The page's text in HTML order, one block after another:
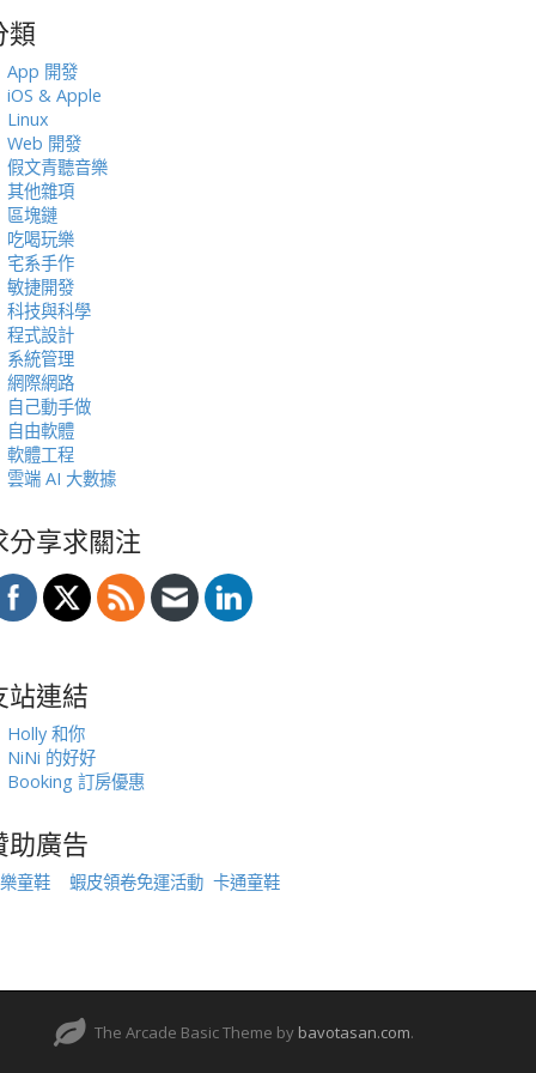
類
App 開發
iOS & Apple
Linux
Web 開發
假文青聽音樂
其他雜項
區塊鏈
吃喝玩樂
宅系手作
敏捷開發
科技與科學
程式設計
系統管理
網際網路
自己動手做
自由軟體
軟體工程
雲端 AI 大數據
分享求關注
站連結
Holly 和你
NiNi 的好好
Booking 訂房優惠
助廣告
童鞋 蝦皮領卷免運活動 卡通童鞋
The Arcade Basic Theme by bavotasan.com.